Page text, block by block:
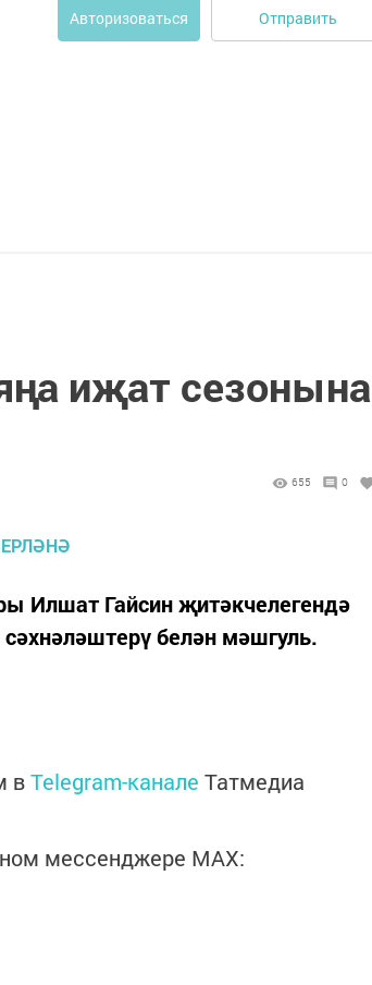
Авторизоваться Отправить
иҗат сезонына
655 0
Илшат Гайсин җитәкчелегендә
белән мәшгуль.
вTelegram-канале Татмедиа
мессенджере MАХ: